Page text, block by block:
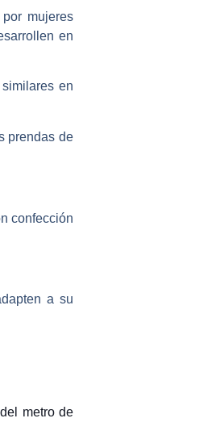
mujeres
en
en
prendas de
confección
a su
metro de